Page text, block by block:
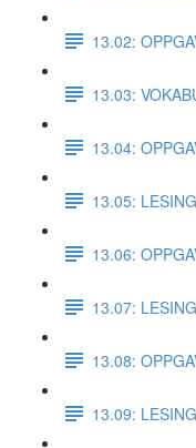
13.02:
13.03:
13.04:
13.05:
13.06:
13.07:
13.08:
13.09: